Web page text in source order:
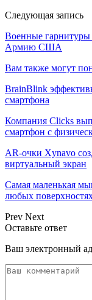
Следующая запись
Военные гарнитуры
Армию США
Вам также могут
BrainBlink
смартфона
Компания Clicks
смартфон с
AR-очки Xynavo
виртуальный экран
Самая маленькая
любых
Prev Next
Оставьте ответ
Ваш электронный